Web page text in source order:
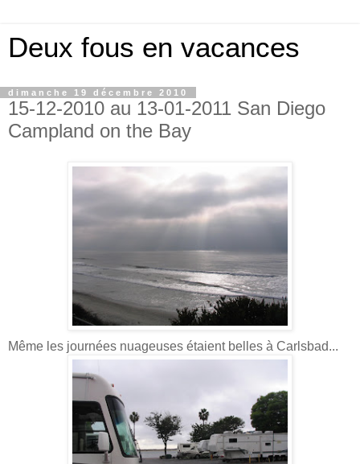
Deux fous en vacances
dimanche 19 décembre 2010
15-12-2010 au 13-01-2011 San Diego
Campland on the Bay
Même les journées nuageuses étaient belles à Carlsbad...